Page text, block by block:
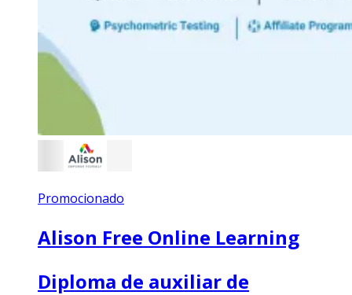
Promocionado
Alison Free Online Learning
Diploma de auxiliar de